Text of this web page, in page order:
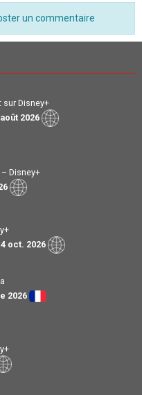
un commentaire
Disney+
2026
Disney+
oct. 2026
2026